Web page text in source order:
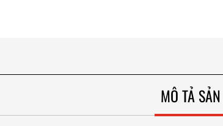
MÔ TẢ